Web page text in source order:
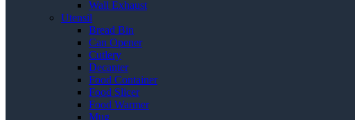
Wall Exhaust
Utensil
Bread Bin
Can Opener
Cutlery
Decanter
Food Container
Food Slicer
Food Warmer
Mug